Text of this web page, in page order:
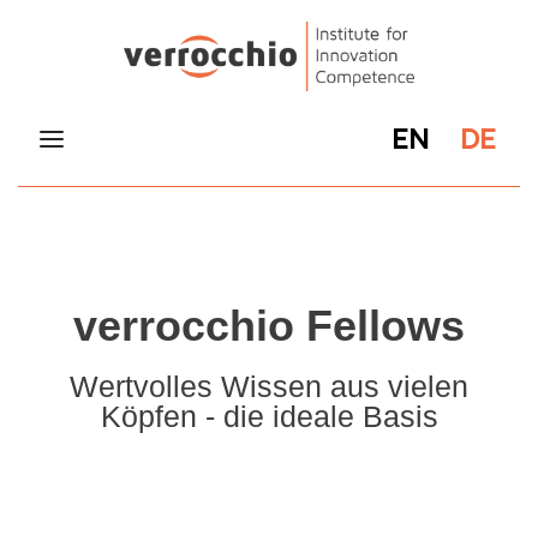
EN DE
verrocchio Fellows
Wertvolles Wissen aus vielen
Köpfen - die ideale Basis